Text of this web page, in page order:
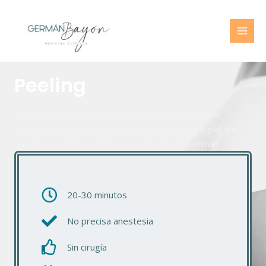
luminosa y uniforme.
20-30 minutos
No precisa anestesia
Sin cirugía